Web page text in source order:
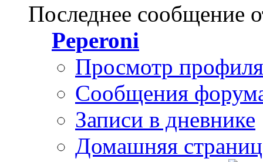
Последнее сообщение
Peperoni
Просмотр профиля
Сообщения
Записи в дневнике
Домашняя